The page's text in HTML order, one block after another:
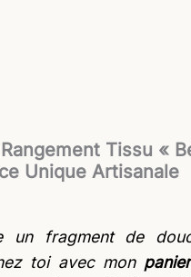
Tissu «
Unique Artisanale
un fragment de
toi avec mon